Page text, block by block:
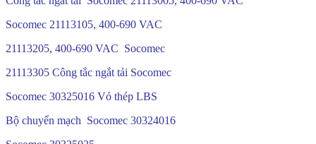
Socomec 21113105, 400-690 VAC
21113205, 400-690 VAC Socomec
21113305 Công tắc ngắt tải Socomec
Socomec 30325016 Vỏ thép LBS
Bộ chuyển mạch Socomec 30324016